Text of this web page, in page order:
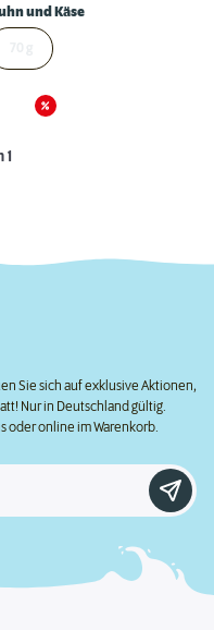
und Käse
1
Sie sich auf exklusive Aktionen,
Nur in Deutschland gültig.
oder online im Warenkorb.